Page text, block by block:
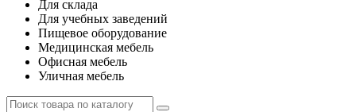
Для склада
Для учебных заведений
Пищевое оборудование
Медицинская мебель
Офисная мебель
Уличная мебель